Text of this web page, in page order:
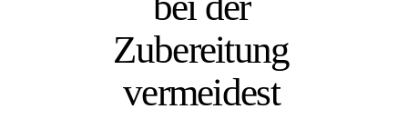
Zubereitung
vermeidest